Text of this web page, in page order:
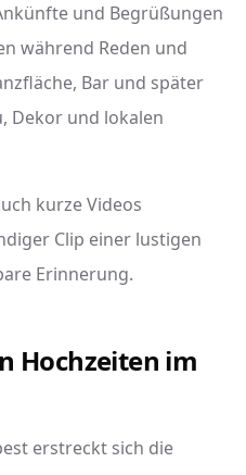
und Begrüßungen
während Reden und
Bar und später
Dekor und lokalen
kurze Videos
Clip einer lustigen
Erinnerung.
Hochzeiten im
erstreckt sich die